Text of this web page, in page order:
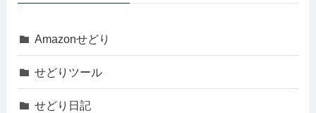
Amazonせどり
せどりツール
せどり日記